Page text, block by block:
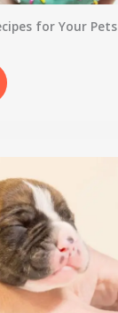
for Your Pets